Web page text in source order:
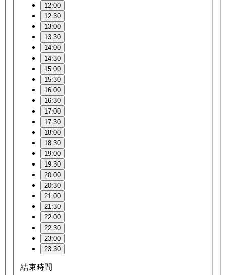
12:00
12:30
13:00
13:30
14:00
14:30
15:00
15:30
16:00
16:30
17:00
17:30
18:00
18:30
19:00
19:30
20:00
20:30
21:00
21:30
22:00
22:30
23:00
23:30
結束時間